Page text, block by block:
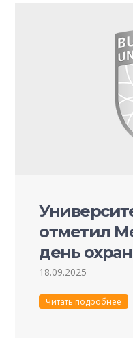
отметил
день
слоя.
18.09.2025
Читать подробнее